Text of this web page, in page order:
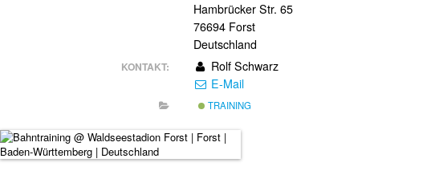
Hambrücker Str. 65
76694 Forst
Deutschland
KONTAKT:
Rolf Schwarz
E-Mail
TRAINING